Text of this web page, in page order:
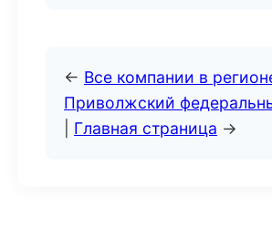
← Все компании в
Приволжский
Главная страница →